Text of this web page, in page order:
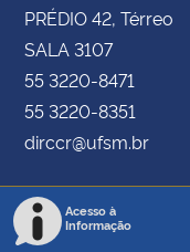
PRÉDIO 42, Térreo
SALA 3107
55 3220-8471
55 3220-8351
dirccr@ufsm.br
Acesso à
Informação